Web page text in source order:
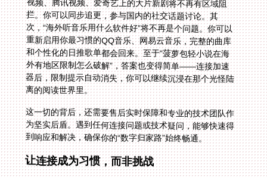
离的阅读世界里。
这一切的背后，还需要售后实时保障和专业的技术团队作
为坚实后盾。遇到任何连接问题或技术疑问，能够快速得
到响应和解决，确保你的“数字归家路”始终畅通。
让连接成为习惯，而非挑战